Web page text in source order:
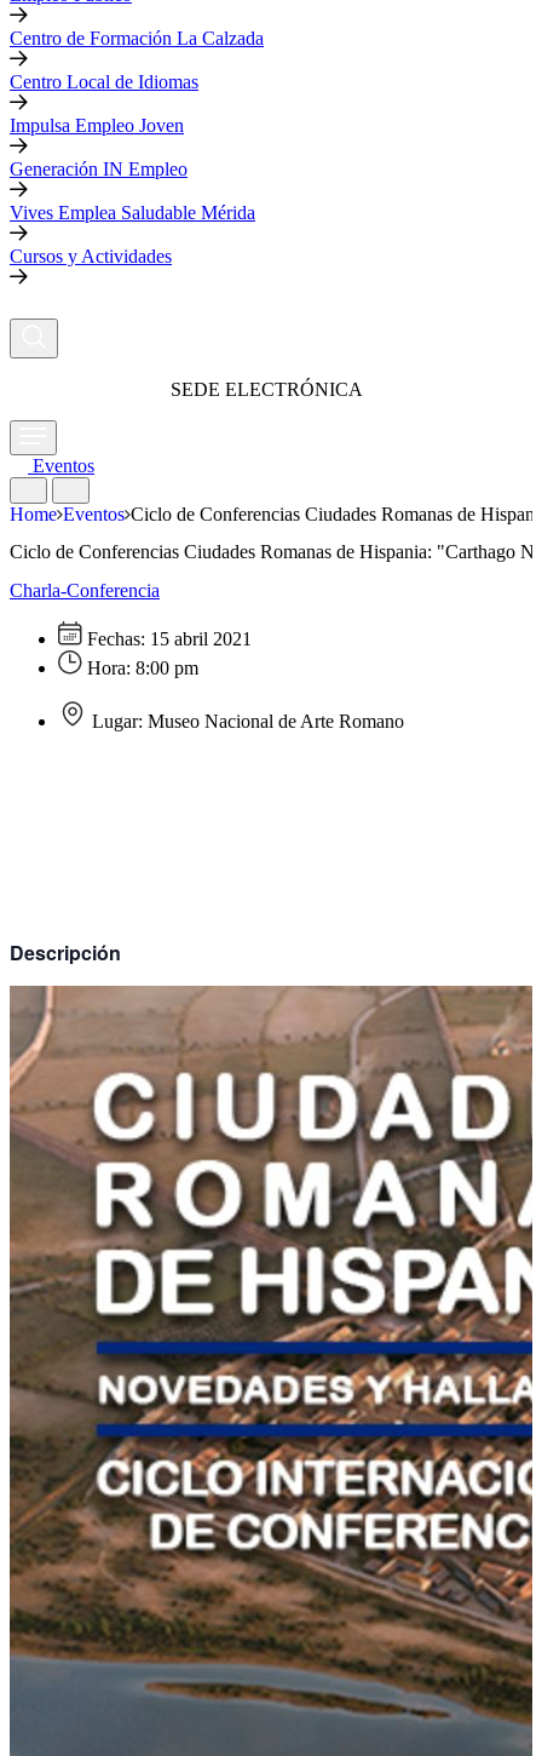
Centro de Formación La Calzada
Centro Local de Idiomas
Impulsa Empleo Joven
Generación IN Empleo
Vives Emplea Saludable Mérida
Cursos y Actividades
SEDE ELECTRÓNICA
Eventos
Home Eventos Ciclo de Conferencias Ciudades Romanas de
Ciclo de Conferencias Ciudades Romanas de Hispania: "Carthago
Charla-Conferencia
Fechas: 15 abril 2021
Hora: 8:00 pm
Lugar: Museo Nacional de Arte Romano
Descripción